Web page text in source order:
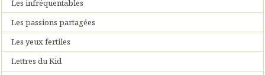
Les infréquentables
Les passions partagées
Les yeux fertiles
Lettres du Kid